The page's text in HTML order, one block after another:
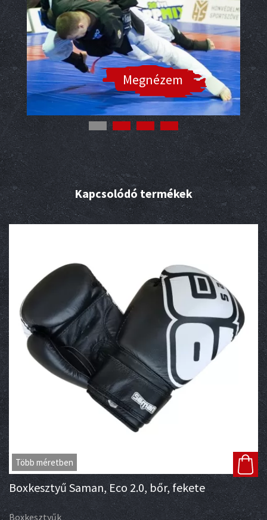
Megnézem
Kapcsolódó termékek
Több méretben
Boxkesztyű Saman, Eco 2.0, bőr, fekete
Boxkesztyűk